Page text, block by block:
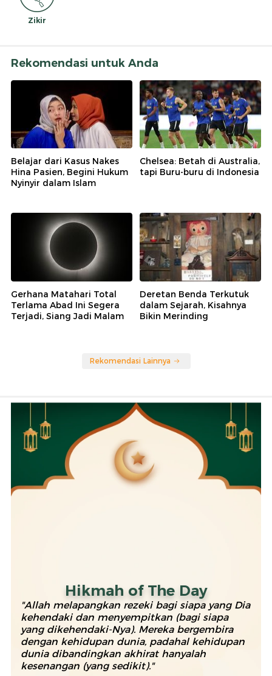
Zikir
Rekomendasi untuk Anda
Belajar dari Kasus Nakes
Hina Pasien, Begini Hukum
Nyinyir dalam Islam
Chelsea: Betah di Australia,
tapi Buru-buru di Indonesia
Gerhana Matahari Total
Terlama Abad Ini Segera
Terjadi, Siang Jadi Malam
Deretan Benda Terkutuk
dalam Sejarah, Kisahnya
Bikin Merinding
Rekomendasi Lainnya
Hikmah of The Day
"Allah melapangkan rezeki bagi siapa yang Dia
kehendaki dan menyempitkan (bagi siapa
yang dikehendaki-Nya). Mereka bergembira
dengan kehidupan dunia, padahal kehidupan
dunia dibandingkan akhirat hanyalah
kesenangan (yang sedikit)."